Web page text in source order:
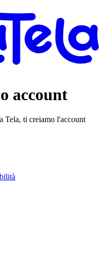
account
Tela, ti creiamo l'account